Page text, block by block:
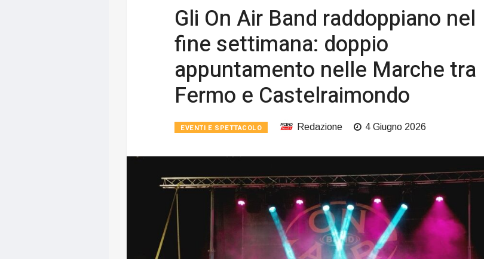
Gli On Air Band raddoppiano nel
fine settimana: doppio
appuntamento nelle Marche tra
Fermo e Castelraimondo
EVENTI E SPETTACOLO Redazione 4 Giugno 2026